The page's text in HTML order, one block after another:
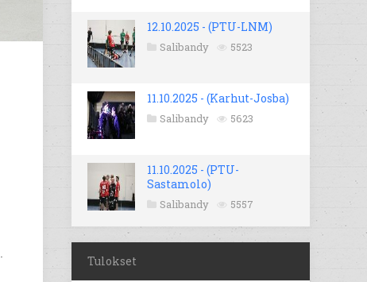
12.10.2025 - (PTU-LNM)
Salibandy 5523
11.10.2025 - (Karhut-Josba)
Salibandy 5623
11.10.2025 - (PTU-
Sastamolo)
Salibandy 5557
Tulokset